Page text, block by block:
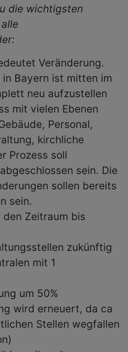
die wichtigsten
Veränderung.
Bayern ist mitten im
neu aufzustellen
mit vielen Ebenen
Personal,
kirchliche
Prozess soll
sein. Die
sollen bereits
sein.
Zeitraum bis
zukünftig
mit 1
um 50%
wird erneuert, da ca
Stellen wegfallen